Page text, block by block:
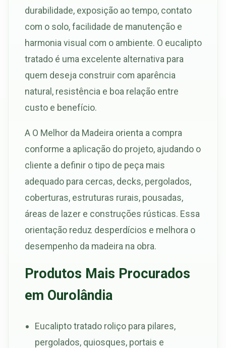
durabilidade, exposição ao tempo, contato
com o solo, facilidade de manutenção e
harmonia visual com o ambiente. O eucalipto
tratado é uma excelente alternativa para
quem deseja construir com aparência
natural, resistência e boa relação entre
custo e benefício.
A O Melhor da Madeira orienta a compra
conforme a aplicação do projeto, ajudando o
cliente a definir o tipo de peça mais
adequado para cercas, decks, pergolados,
coberturas, estruturas rurais, pousadas,
áreas de lazer e construções rústicas. Essa
orientação reduz desperdícios e melhora o
desempenho da madeira na obra.
Produtos Mais Procurados
em Ourolândia
Eucalipto tratado roliço para pilares,
pergolados, quiosques, portais e